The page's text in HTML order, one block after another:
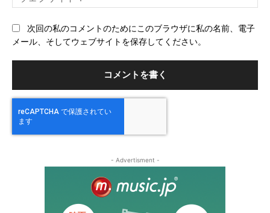
ェ
次回の私のコメントのためにこのブラウザに私の名前、電子
メール、そしてウェブサイトを保存してください。
- Advertisment -